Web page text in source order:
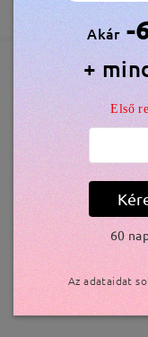
by Jazz on Jul 31 ,
5-7 munkanap
Elküldve
szállítási idő
5-7 munkanap
Kiszállítva
Hasonló keretek
S21643
Akár -
+
Első
60
Az adataidat